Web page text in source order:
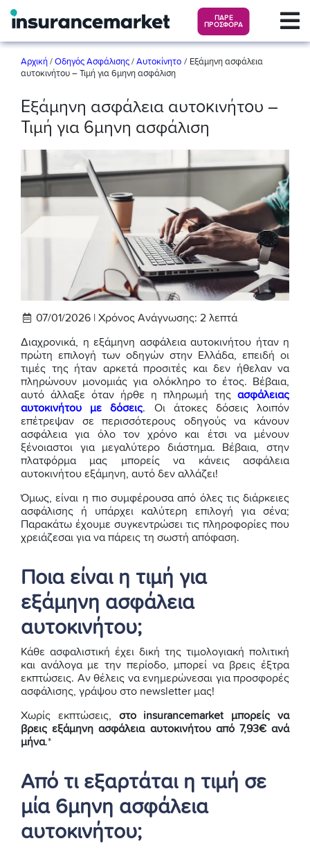
ΠΑΡΕ
ΠΡΟΣΦΟΡΑ
Αρχική / Οδηγός Ασφάλισης / Αυτοκίνητο / Εξάμηνη ασφάλεια
αυτοκινήτου – Τιμή για 6μηνη ασφάλιση
Εξάμηνη ασφάλεια αυτοκινήτου –
Τιμή για 6μηνη ασφάλιση
07/01/2026 | Χρόνος Ανάγνωσης: 2 λεπτά
Διαχρονικά, η εξάμηνη ασφάλεια αυτοκινήτου ήταν η
πρώτη επιλογή των οδηγών στην Ελλάδα, επειδή οι
τιμές της ήταν αρκετά προσιτές και δεν ήθελαν να
πληρώνουν μονομιάς για ολόκληρο το έτος. Βέβαια,
αυτό άλλαξε όταν ήρθε η πληρωμή της ασφάλειας
αυτοκινήτου με δόσεις. Οι άτοκες δόσεις λοιπόν
επέτρεψαν σε περισσότερους οδηγούς να κάνουν
ασφάλεια για όλο τον χρόνο και έτσι να μένουν
ξένοιαστοι για μεγαλύτερο διάστημα. Βέβαια, στην
πλατφόρμα μας μπορείς να κάνεις ασφάλεια
αυτοκινήτου εξάμηνη, αυτό δεν αλλάζει!
Όμως, είναι η πιο συμφέρουσα από όλες τις διάρκειες
ασφάλισης ή υπάρχει καλύτερη επιλογή για σένα;
Παρακάτω έχουμε συγκεντρώσει τις πληροφορίες που
χρειάζεσαι για να πάρεις τη σωστή απόφαση.
Ποια είναι η τιμή για
εξάμηνη ασφάλεια
αυτοκινήτου;
Κάθε ασφαλιστική έχει δική της τιμολογιακή πολιτική
και ανάλογα με την περίοδο, μπορεί να βρεις έξτρα
εκπτώσεις. Αν θέλεις να ενημερώνεσαι για προσφορές
ασφάλισης, γράψου στο newsletter μας!
Χωρίς εκπτώσεις, στο insurancemarket μπορείς να
βρεις εξάμηνη ασφάλεια αυτοκινήτου από 7,93€ ανά
μήνα.*
Από τι εξαρτάται η τιμή σε
μία 6μηνη ασφάλεια
αυτοκινήτου;